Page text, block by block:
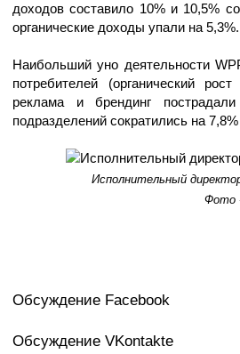
доходов составило 10% и 10,5%
органические доходы упали на 5,3%.
Наибольший уно деятельности
потребителей (органический
реклама и брендинг
подразделений сократились на
Исполнительный
Фото
Обсуждение Facebook
Обсуждение VKontakte